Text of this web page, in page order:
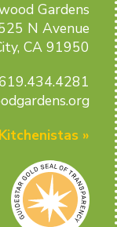
Gardens
N Avenue
CA 91950
»